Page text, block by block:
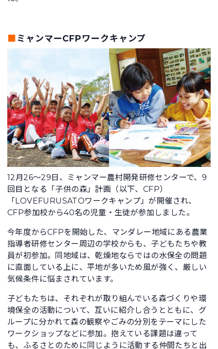
ミャンマーCFPワークキャンプ
12月26〜29日、ミャンマー農村開発研修センターで、9
回目となる「子供の森」計画（以下、CFP）
「LOVEFURUSATOワークキャンプ」が開催され、
CFP参加校から40名の児童・生徒が参加しました。
今年度からCFPを開始した、マンダレー地域にある農業
指導者研修センター周辺の学校からも、子どもたちや教
員が初参加。同地域は、乾燥地ならではの水保全の問題
に直面している上に、平地が多いため風が強く、厳しい
気候条件に悩まされています。
子どもたちは、それぞれが取り組んでいる森づくりや環
境保全の活動について、互いに紹介し合うとともに、グ
ループに分かれて森の観察やごみの分別をテーマにした
ワークショップなどに参加。抱えている課題は違って
も、ふるさとのために同じように活動する仲間たちと出